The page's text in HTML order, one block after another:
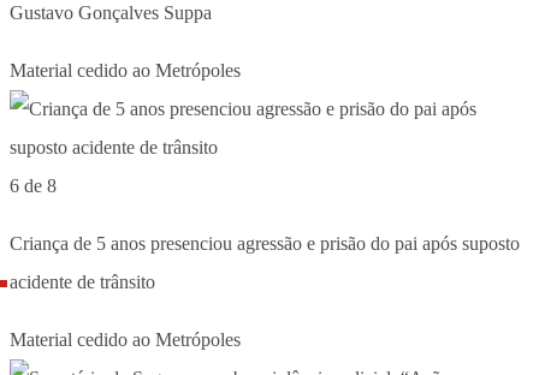
Gustavo Gonçalves Suppa
Material cedido ao Metrópoles
6 de 8
Criança de 5 anos presenciou agressão e prisão do pai após suposto
acidente de trânsito
Material cedido ao Metrópoles